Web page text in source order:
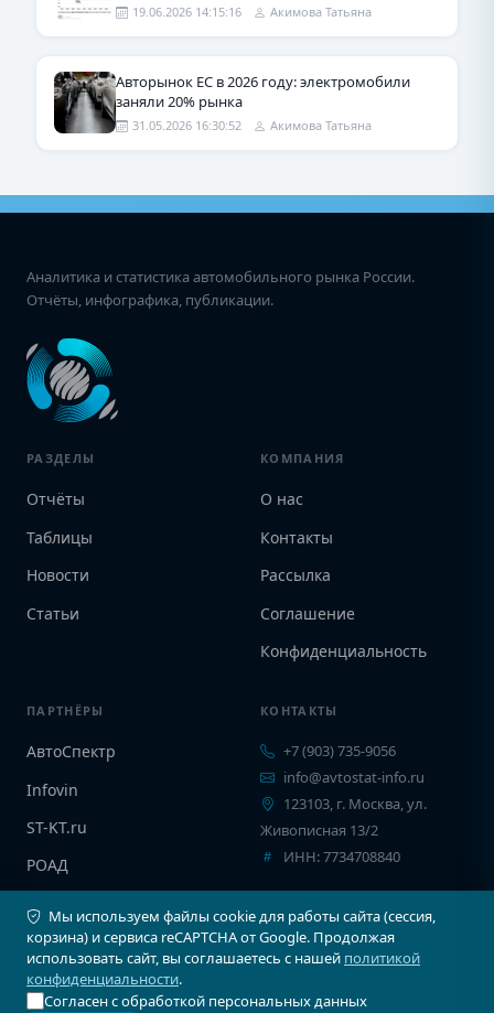
19.06.2026 14:15:16 Акимова Татьяна
Авторынок ЕС в 2026 году: электромобили
заняли 20% рынка
31.05.2026 16:30:52 Акимова Татьяна
Аналитика и статистика автомобильного рынка России.
Отчёты, инфографика, публикации.
РАЗДЕЛЫ
Отчёты
Таблицы
Новости
Статьи
КОМПАНИЯ
О нас
Контакты
Рассылка
Соглашение
Конфиденциальность
ПАРТНЁРЫ
АвтоСпектр
Infovin
ST-KT.ru
РОАД
КОНТАКТЫ
+7 (903) 735-9056
info@avtostat-info.ru
123103, г. Москва, ул.
Живописная 13/2
ИНН: 7734708840
Мы используем файлы cookie для работы сайта (сессия,
корзина) и сервиса reCAPTCHA от Google. Продолжая
использовать сайт, вы соглашаетесь с нашей политикой
конфиденциальности.
Согласен с обработкой персональных данных